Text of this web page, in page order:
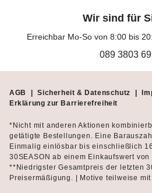
Wir sind für
Erreichbar Mo-So von 8:00 bis
089 3803
AGB Sicherheit & Datenschutz
Erklärung zur Barrierefreiheit
*Nicht mit anderen Aktionen
getätigte Bestellungen. Eine
Einmalig einlösbar bis einschließlich
30SEASON ab einem Einkaufswert von
**Niedrigster Gesamtpreis der letzten
Preisermäßigung. | Motive teilweise